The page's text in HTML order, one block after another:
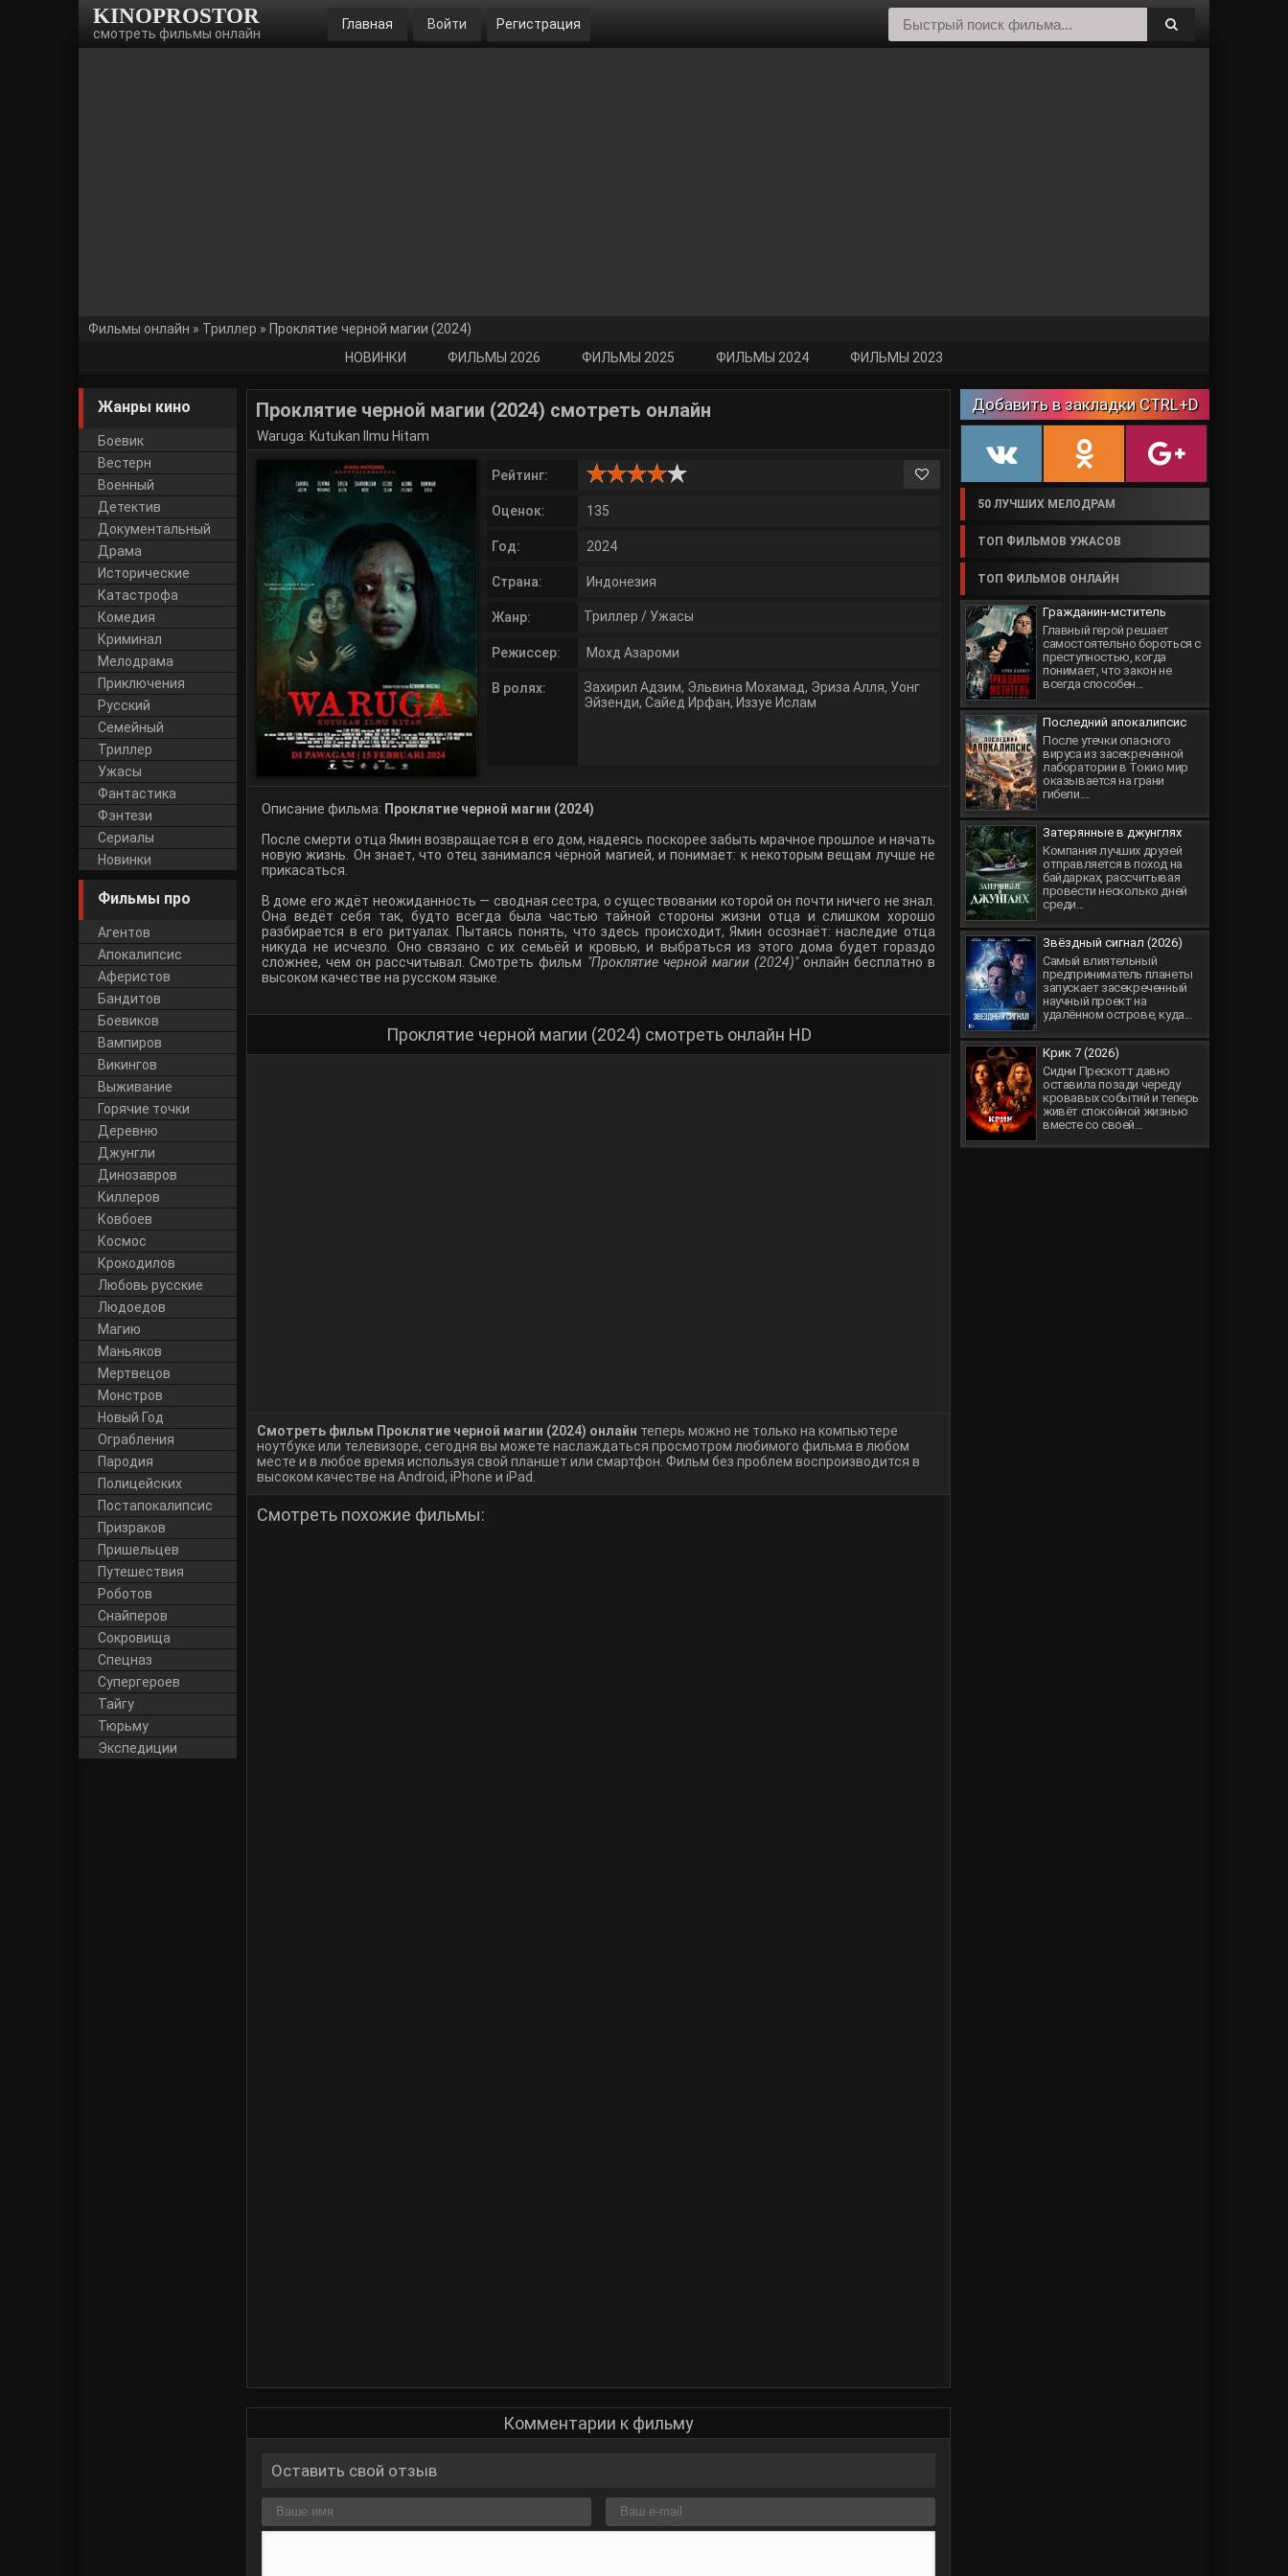
KINOPROSTOR
смотреть фильмы онлайн
Главная Войти Регистрация
Фильмы онлайн » Триллер » Проклятие черной магии (2024)
НОВИНКИ
ФИЛЬМЫ 2026 ФИЛЬМЫ 2025 ФИЛЬМЫ 2024 ФИЛЬМЫ 2023
Добавить в закладки CTRL+D
50 ЛУЧШИХ МЕЛОДРАМ
ТОП ФИЛЬМОВ УЖАСОВ
ТОП ФИЛЬМОВ ОНЛАЙН
Гражданин-мститель
Главный герой решает
самостоятельно бороться с
преступностью, когда
понимает, что закон не
всегда способен...
Последний апокалипсис
После утечки опасного
вируса из засекреченной
лаборатории в Токио мир
оказывается на грани
гибели....
Затерянные в джунглях
Компания лучших друзей
отправляется в поход на
байдарках, рассчитывая
провести несколько дней
среди...
Звёздный сигнал (2026)
Самый влиятельный
предприниматель планеты
запускает засекреченный
научный проект на
удалённом острове, куда...
Крик 7 (2026)
Сидни Прескотт давно
оставила позади череду
кровавых событий и теперь
живёт спокойной жизнью
вместе со своей...
Проклятие черной магии (2024) смотреть онлайн
Waruga: Kutukan Ilmu Hitam
Рейтинг:
Оценок: 135
Год: 2024
Страна: Индонезия
Жанр: Триллер / Ужасы
Режиссер: Мохд Азароми
В ролях: Захирил Адзим, Эльвина Мохамад, Эриза Алля, Уонг
Эйзенди, Сайед Ирфан, Иззуе Ислам
Описание фильма: Проклятие черной магии (2024)
После смерти отца Ямин возвращается в его дом, надеясь поскорее забыть мрачное прошлое и начать
новую жизнь. Он знает, что отец занимался чёрной магией, и понимает: к некоторым вещам лучше не
прикасаться.
В доме его ждёт неожиданность — сводная сестра, о существовании которой он почти ничего не знал.
Она ведёт себя так, будто всегда была частью тайной стороны жизни отца и слишком хорошо
разбирается в его ритуалах. Пытаясь понять, что здесь происходит, Ямин осознаёт: наследие отца
никуда не исчезло. Оно связано с их семьёй и кровью, и выбраться из этого дома будет гораздо
сложнее, чем он рассчитывал. Смотреть фильм "Проклятие черной магии (2024)"онлайн бесплатно в
высоком качестве на русском языке.
Проклятие черной магии (2024) смотреть онлайн HD
Смотреть фильм Проклятие черной магии (2024) онлайн теперь можно не только на компьютере
ноутбуке или телевизоре, сегодня вы можете наслаждаться просмотром любимого фильма в любом
месте и в любое время используя свой планшет или смартфон. Фильм без проблем воспроизводится в
высоком качестве на Android, iPhone и iPad.
Смотреть похожие фильмы:
Комментарии к фильму
Оставить свой отзыв
Жанры кино
Боевик
Вестерн
Военный
Детектив
Документальный
Драма
Исторические
Катастрофа
Комедия
Криминал
Мелодрама
Приключения
Русский
Cемейный
Триллер
Ужасы
Фантастика
Фэнтези
Сериалы
Новинки
Фильмы про
Агентов
Апокалипсис
Аферистов
Бандитов
Боевиков
Вампиров
Викингов
Выживание
Горячие точки
Деревню
Джунгли
Динозавров
Киллеров
Ковбоев
Космос
Крокодилов
Любовь русские
Людоедов
Магию
Маньяков
Мертвецов
Монстров
Новый Год
Ограбления
Пародия
Полицейских
Постапокалипсис
Призраков
Пришельцев
Путешествия
Роботов
Снайперов
Сокровища
Спецназ
Супергероев
Тайгу
Тюрьму
Экспедиции